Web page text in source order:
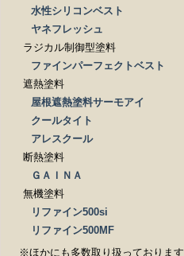
水性シリコンベスト
ヤネフレッシュ
ラジカル制御型塗料
ファインパーフェクトベスト
遮熱塗料
屋根遮熱塗料サーモアイ
クールタイト
アレスクール
断熱塗料
ＧＡＩＮＡ
無機塗料
リファイン500si
リファイン500MF
※ほかにも多数取り扱っております